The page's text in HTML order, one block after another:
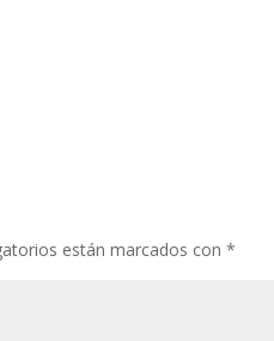
están marcados con*